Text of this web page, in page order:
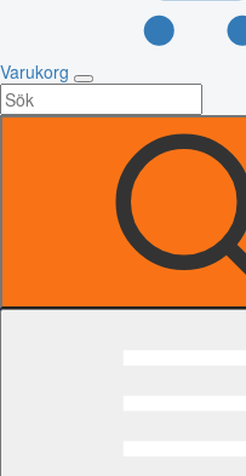
Varukorg